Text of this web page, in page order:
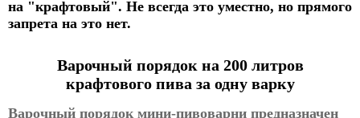
на "крафтовый". Не всегда это уместно, но прямого
запрета на это нет.
Варочный порядок на 200 литров
крафтового пива за одну варку
Варочный порядок мини-пивоварни предназначен